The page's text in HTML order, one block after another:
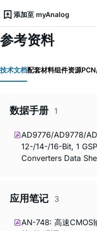
添加至 myAnalog
参考资料
技术文档配套材料组件资源
数据手册 1
AD9776/AD9778/
12-/14-/16-Bit, 1
Converters Data
应用笔记 3
AN-748: 高速CMOS